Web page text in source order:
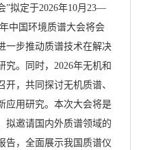
”拟定于2026年10月23—
中国环境质谱大会将会
一步推动质谱技术在解决
究。同时，2026年无机和
开，共同探讨无机质谱、
应用研究。本次大会将是
拟邀请国内外质谱领域的
告，全面展示我国质谱仪